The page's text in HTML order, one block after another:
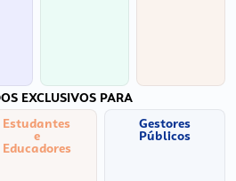
EXCLUSIVOS PARA
Estudantes
e
Educadores
Gestores
Públicos